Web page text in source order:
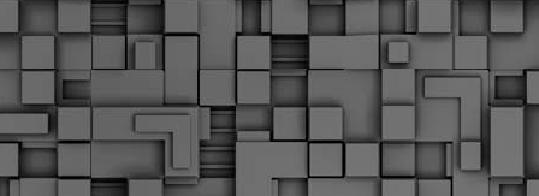
υλικών – εργαλείων εκτός του
προβλεπόμενου εργοταξίου.